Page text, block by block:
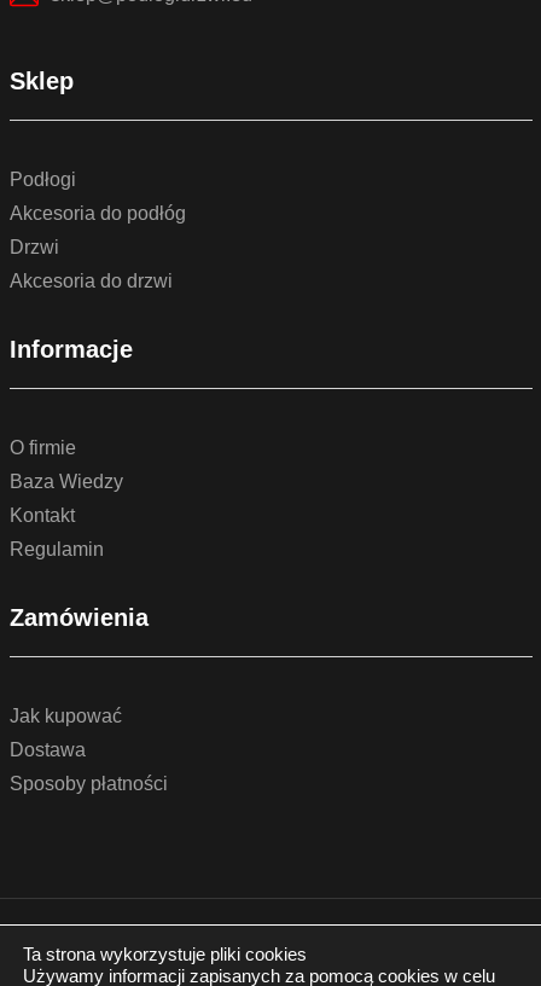
Sklep
Podłogi
Akcesoria do podłóg
Drzwi
Akcesoria do drzwi
Informacje
O firmie
Baza Wiedzy
Kontakt
Regulamin
Zamówienia
Jak kupować
Dostawa
Sposoby płatności
© 2022 by podlogidrzwi.eu
Realizacja:
Ta strona wykorzystuje pliki cookies
Używamy informacji zapisanych za pomocą cookies w celu